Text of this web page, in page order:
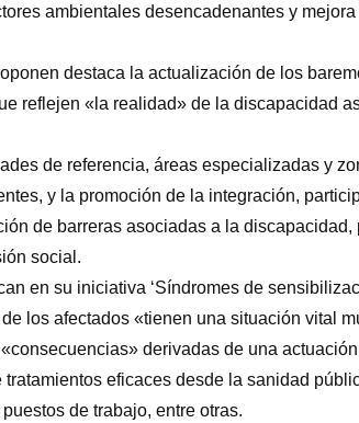
ambientales desencadenantes y
destaca la actualización de los
reflejen «la realidad» de la discapacidad
de referencia, áreas especializadas y
y la promoción de la integración,
de barreras asociadas a la discapacidad,
social.
en su iniciativa ‘Síndromes de
los afectados «tienen una situación vital
derivadas de una
eficaces desde la sanidad
de trabajo, entre otras.